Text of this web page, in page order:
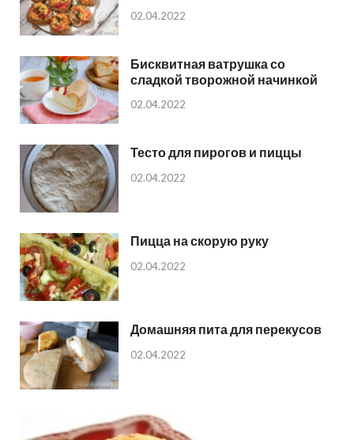
02.04.2022
Бисквитная ватрушка со
сладкой творожной начинкой
02.04.2022
Тесто для пирогов и пиццы
02.04.2022
Пицца на скорую руку
02.04.2022
Домашняя пита для перекусов
02.04.2022